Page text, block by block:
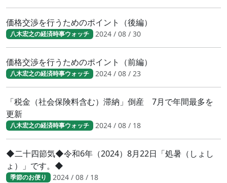
価格交渉を行うためのポイント（後編）
八木宏之の経済時事ウォッチ 2024 / 08 / 30
価格交渉を行うためのポイント（前編）
八木宏之の経済時事ウォッチ 2024 / 08 / 23
「税金（社会保険料含む）滞納」倒産 7月で年間最多を
更新
八木宏之の経済時事ウォッチ 2024 / 08 / 18
◆二十四節気◆令和6年（2024）8月22日「処暑（しょし
ょ）」です。◆
季節のお便り 2024 / 08 / 18